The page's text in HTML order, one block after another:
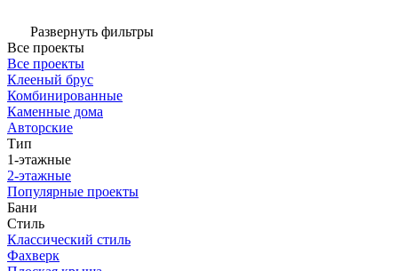
Развернуть фильтры
Все проекты
Все проекты
Клееный брус
Комбинированные
Каменные дома
Авторские
Тип
1-этажные
2-этажные
Популярные проекты
Бани
Стиль
Классический стиль
Фахверк